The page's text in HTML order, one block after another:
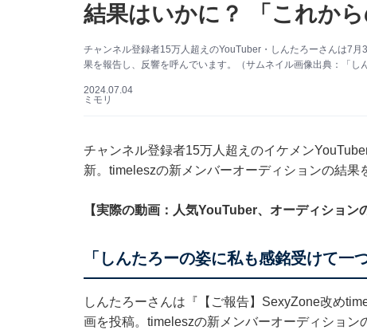
結果はいかに？ 「これか
チャンネル登録者15万人超えのYouTuber・しんたろーさんは7
果を報告し、反響を呼んでいます。（サムネイル画像出典：「し
2024.07.04
ミモリ
チャンネル登録者15万人超えのイケメン
新。timeleszの新メンバーオーディションの結果
【実際の動画：人気YouTuber、オーディション
「しんたろーの姿に私も感銘受けて一
しんたろーさんは『【ご報告】SexyZone改め
画を投稿。timeleszの新メンバーオーディショ